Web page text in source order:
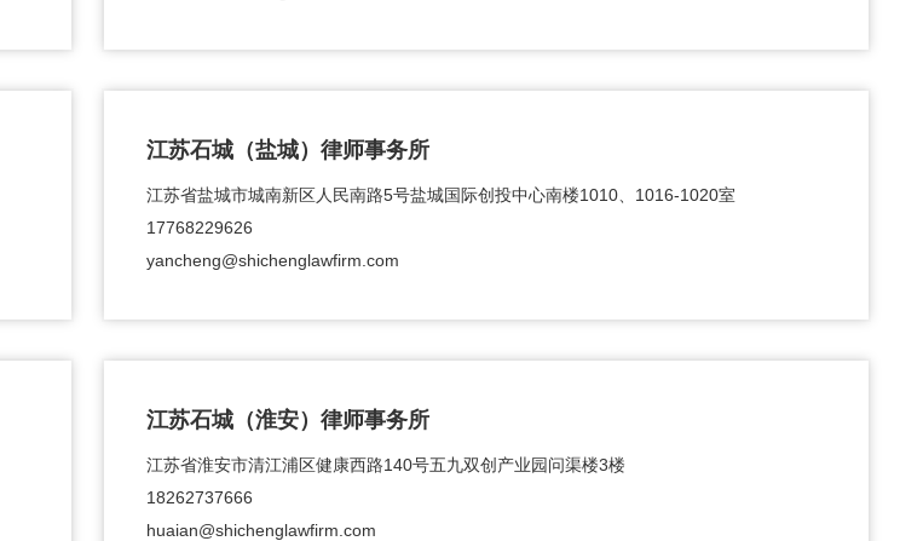
江苏石城（盐城）律师事务所
江苏省盐城市城南新区人民南路5号盐城国际创投中心南楼1010、1016-1020室
17768229626
yancheng@shichenglawfirm.com
江苏石城（淮安）律师事务所
江苏省淮安市清江浦区健康西路140号五九双创产业园问渠楼3楼
18262737666
huaian@shichenglawfirm.com